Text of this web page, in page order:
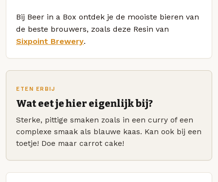
Bij Beer in a Box ontdek je de mooiste bieren van
de beste brouwers, zoals deze Resin van
Sixpoint Brewery.
ETEN ERBIJ
Wat eet je hier eigenlijk bij?
Sterke, pittige smaken zoals in een curry of een
complexe smaak als blauwe kaas. Kan ook bij een
toetje! Doe maar carrot cake!